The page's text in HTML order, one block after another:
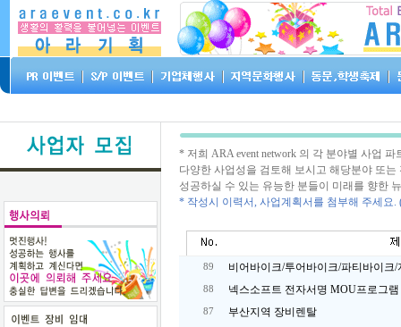
* 저희 ARA event network 의 각 분야별 사업
다양한 사업성을 검토해 보시고 해당분야 또
성공하실 수 있는 유능한 분들이 미래를 향한
* 작성시 이력서, 사업계획서를 첨부해 주세요
89 비어바이크/투어바이크/파티바이크
88 넥스소프트 전자서명 MOU프로그
87 부산지역 장비렌탈